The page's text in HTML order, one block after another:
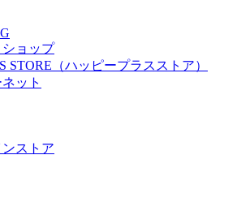
ョップ
STORE（ハッピープラスストア）
ット
ストア